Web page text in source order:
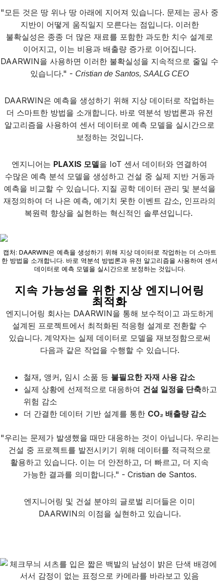
"모든 것은 땅 위나 땅 아래에 지어져 있습니다. 문제는 공사 중
지반이 어떻게 움직일지 모른다는 점입니다. 이러한
불확실성은 종종 더 많은 재료를 포함한 과도한 치수 설계로
이어지고, 이는 비용과 배출량 증가로 이어집니다.
DAARWIN을 사용하면 이러한 불확실성을 지속적으로 줄일 수
있습니다." - Cristian de Santos, SAALG CEO
DAARWIN은 예측을 생성하기 위해 지상 데이터로 작업하는
더 스마트한 방법을 소개합니다. 바로 역분석 방법론과 유전
알고리즘을 사용하여 센서 데이터로 예측 모델을 실시간으로
보정하는 것입니다.
엔지니어는 PLAXIS 모델을 IoT 센서 데이터와 연결하여
수많은 예측 분석 모델을 생성하고 건설 중 실제 지반 거동과
예측을 비교할 수 있습니다. 지질 공학 데이터 관리 및 분석을
재정의하여 더 나은 예측, 예기치 못한 이벤트 감소, 인프라의
복원력 향상을 실현하는 혁신적인 솔루션입니다.
캡처: DAARWIN은 예측을 생성하기 위해 지상 데이터로 작업하는 더 스마트
한 방법을 소개합니다. 바로 역분석 방법론과 유전 알고리즘을 사용하여 센서
데이터로 예측 모델을 실시간으로 보정하는 것입니다.
지속 가능성을 위한 지상 엔지니어링
최적화
엔지니어링 회사는 DAARWIN을 통해 보수적이고 과도하게
설계된 프로젝트에서 최적화된 적응형 설계로 전환할 수
있습니다. 계약자는 실제 데이터로 모델을 재보정함으로써
다음과 같은 작업을 수행할 수 있습니다.
철재, 앵커, 임시 소품 등 불필요한 자재 사용 감소
실제 상황에 선제적으로 대응하여 건설 일정을 단축하고
위험 감소
더 간결한 데이터 기반 설계를 통한 CO₂ 배출량 감소
"우리는 문제가 발생했을 때만 대응하는 것이 아닙니다. 우리는
건설 중 프로젝트를 발전시키기 위해 데이터를 적극적으로
활용하고 있습니다. 이는 더 안전하고, 더 빠르고, 더 지속
가능한 결과를 의미합니다." - Cristian de Santos.
엔지니어링 및 건설 분야의 글로벌 리더들은 이미
DAARWIN의 이점을 실현하고 있습니다.